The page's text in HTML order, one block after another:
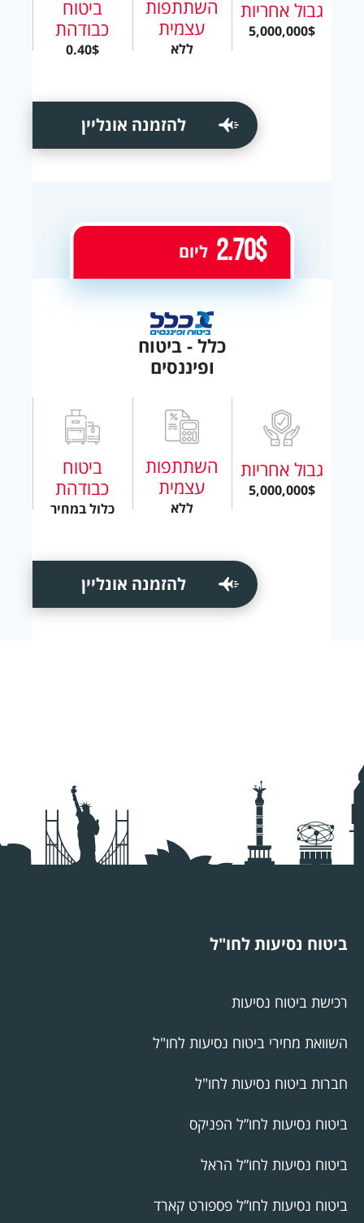
גבול אחריות
5,000,000$
השתתפות
עצמית
ללא
ביטוח
כבודהת
0.40$
להזמנה אונליין
כלל - ביטוח
ופיננסים
גבול אחריות
5,000,000$
השתתפות
עצמית
ללא
ביטוח
כבודהת
כלול במחיר
2.70$ ליום
להזמנה אונליין
ביטוח נסיעות לחו"ל
רכישת ביטוח נסיעות
השוואת מחירי ביטוח נסיעות לחו"ל
חברות ביטוח נסיעות לחו"ל
ביטוח נסיעות לחו”ל הפניקס
ביטוח נסיעות לחו”ל הראל
ביטוח נסיעות לחו”ל פספורט קארד